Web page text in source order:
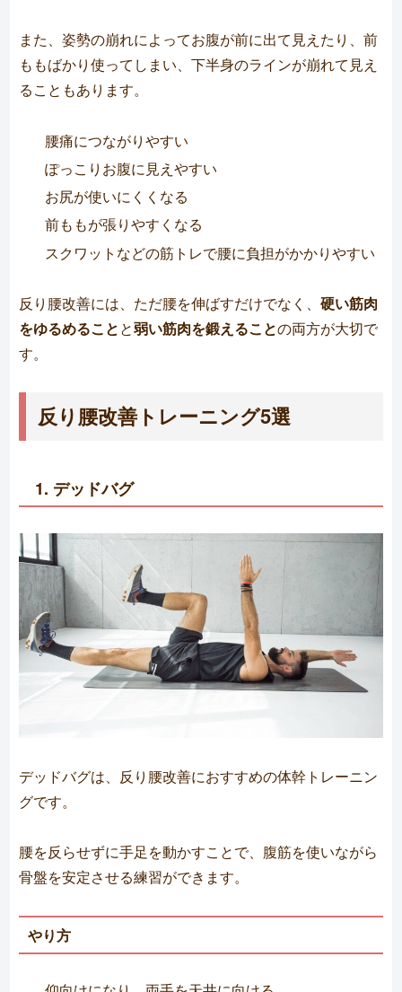
また、姿勢の崩れによってお腹が前に出て見えたり、前
ももばかり使ってしまい、下半身のラインが崩れて見え
ることもあります。
腰痛につながりやすい
ぽっこりお腹に見えやすい
お尻が使いにくくなる
前ももが張りやすくなる
スクワットなどの筋トレで腰に負担がかかりやすい
反り腰改善には、ただ腰を伸ばすだけでなく、硬い筋肉
をゆるめることと弱い筋肉を鍛えることの両方が大切で
す。
反り腰改善トレーニング5選
1. デッドバグ
デッドバグは、反り腰改善におすすめの体幹トレーニン
グです。
腰を反らせずに手足を動かすことで、腹筋を使いながら
骨盤を安定させる練習ができます。
やり方